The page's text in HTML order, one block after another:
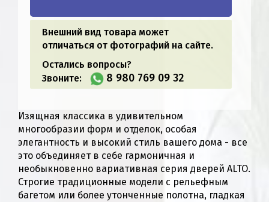
Внешний вид товара может
отличаться от фотографий на сайте.
Остались вопросы?
Звоните:
8 980 769 09 32
Изящная классика в удивительном
многообразии форм и отделок, особая
элегантность и высокий стиль вашего дома - все
это объединяет в себе гармоничная и
необыкновенно вариативная серия дверей ALTO.
Строгие традиционные модели с рельефным
багетом или более утонченные полотна, гладкая